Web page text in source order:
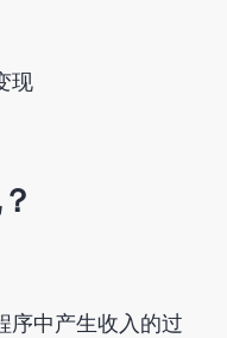
现
序中产生收入的过